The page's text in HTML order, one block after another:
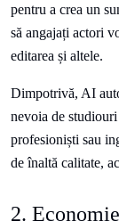
pentru a crea un
să angajați actori
editarea și altele.
Dimpotrivă, AI
nevoia de
profesioniști sau
de înaltă calitate,
2.